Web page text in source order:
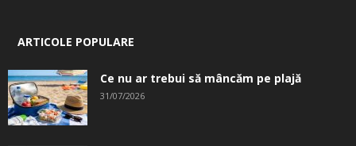
ARTICOLE POPULARE
Ce nu ar trebui să mâncăm pe plajă
31/07/2026